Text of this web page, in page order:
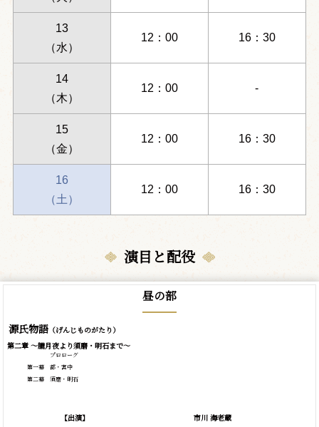
13
（水）
12：00 16：30
14
（木）
12：00 -
15
（金）
12：00 16：30
16
（土）
12：00 16：30
演目と配役
昼の部
源氏物語（げんじものがたり）
第二章 ～朧月夜より須磨・明石まで～
プロローグ
第一幕 都・宮中
第二幕 須磨・明石
【出演】
市川 海老蔵